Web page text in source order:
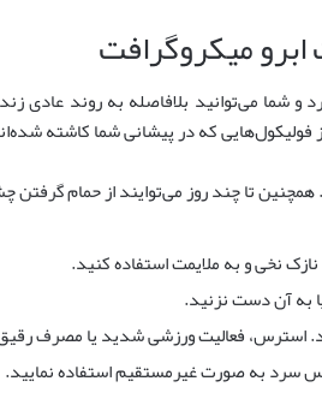
میکروگرافت
که در پیشانی شما کاشته
همچنین تا چند روز می‌توایند از حمام
نخی و به ملایمت استفاده کنید.
به آن دست نزنید.
استرس، فعالیت ورزشی شدید یا مصرف
سرد به صورت غیرمستقیم استفاده نمایید.